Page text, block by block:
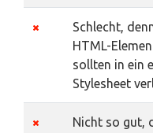
Schlecht,
HTML-
sollten in ein
Stylesheet
Nicht so gut,